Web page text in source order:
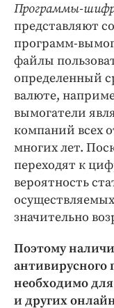
Программы-
представляют
программ-
файлы
определенный
валюте,
вымогатели
компаний всех
многих лет.
переходят к
вероятность
значительно
Поэтому
антивирусного
необходимо
и других